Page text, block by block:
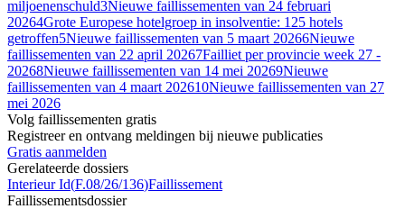
miljoenenschuld3Nieuwe faillissementen van 24 februari
20264Grote Europese hotelgroep in insolventie: 125 hotels
getroffen5Nieuwe faillissementen van 5 maart 20266Nieuwe
faillissementen van 22 april 20267Failliet per provincie week 27 -
20268Nieuwe faillissementen van 14 mei 20269Nieuwe
faillissementen van 4 maart 202610Nieuwe faillissementen van 27
mei 2026
Volg faillissementen gratis
Registreer en ontvang meldingen bij nieuwe publicaties
Gratis aanmelden
Gerelateerde dossiers
Interieur Id(F.08/26/136)Faillissement
Faillissementsdossier